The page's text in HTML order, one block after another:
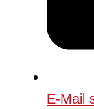
E-Mail